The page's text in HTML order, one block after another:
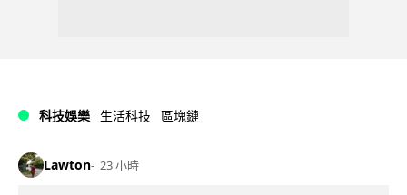
科技娛樂 生活科技 區塊鏈
Lawton 23 小時